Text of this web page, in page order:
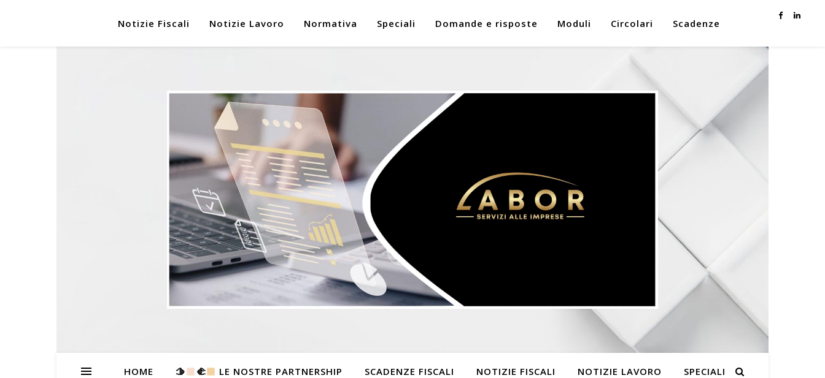
Notizie Fiscali Notizie Lavoro Normativa Speciali Domande e risposte Moduli Circolari Scadenze
HOME 🫱 ‍🫲 LE NOSTRE PARTNERSHIP SCADENZE FISCALI NOTIZIE FISCALI NOTIZIE LAVORO SPECIALI